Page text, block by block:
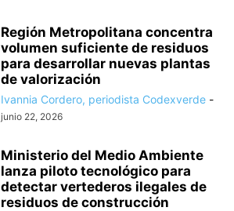
Región Metropolitana concentra
volumen suficiente de residuos
para desarrollar nuevas plantas
de valorización
Ivannia Cordero, periodista Codexverde -
junio 22, 2026
Ministerio del Medio Ambiente
lanza piloto tecnológico para
detectar vertederos ilegales de
residuos de construcción